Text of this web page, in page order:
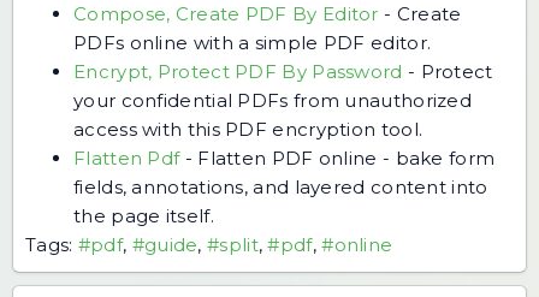
Compose, Create PDF By Editor - Create
PDFs online with a simple PDF editor.
Encrypt, Protect PDF By Password - Protect
your confidential PDFs from unauthorized
access with this PDF encryption tool.
Flatten Pdf- Flatten PDF online - bake form
fields, annotations, and layered content into
the page itself.
Tags: #pdf, #guide,#split,#pdf,#online